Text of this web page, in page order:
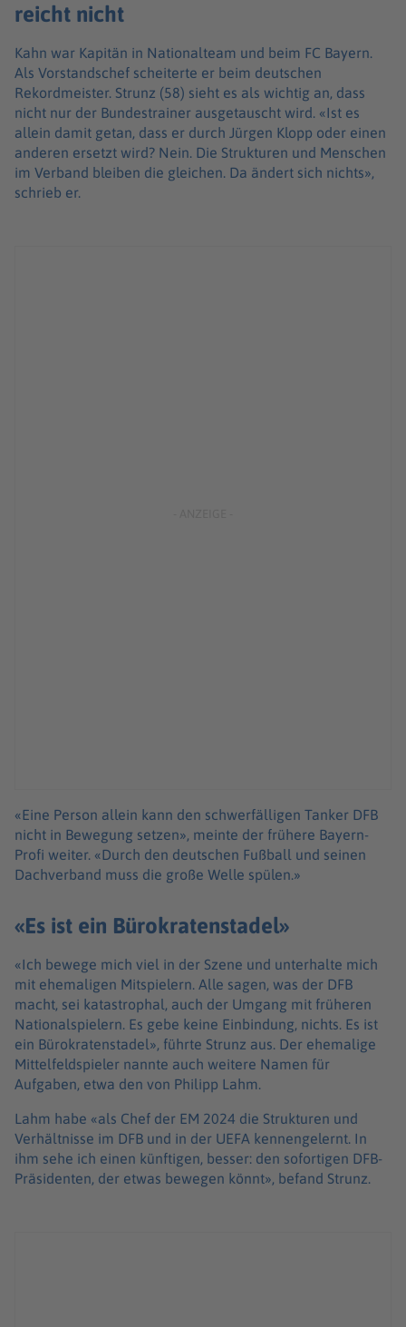
reicht nicht
Kahn war Kapitän in Nationalteam und beim FC Bayern.
Als Vorstandschef scheiterte er beim deutschen
Rekordmeister. Strunz (58) sieht es als wichtig an, dass
nicht nur der Bundestrainer ausgetauscht wird. «Ist es
allein damit getan, dass er durch Jürgen Klopp oder einen
anderen ersetzt wird? Nein. Die Strukturen und Menschen
im Verband bleiben die gleichen. Da ändert sich nichts»,
schrieb er.
«Eine Person allein kann den schwerfälligen Tanker DFB
nicht in Bewegung setzen», meinte der frühere Bayern-
Profi weiter. «Durch den deutschen Fußball und seinen
Dachverband muss die große Welle spülen.»
«Es ist ein Bürokratenstadel»
«Ich bewege mich viel in der Szene und unterhalte mich
mit ehemaligen Mitspielern. Alle sagen, was der DFB
macht, sei katastrophal, auch der Umgang mit früheren
Nationalspielern. Es gebe keine Einbindung, nichts. Es ist
ein Bürokratenstadel», führte Strunz aus. Der ehemalige
Mittelfeldspieler nannte auch weitere Namen für
Aufgaben, etwa den von Philipp Lahm.
Lahm habe «als Chef der EM 2024 die Strukturen und
Verhältnisse im DFB und in der UEFA kennengelernt. In
ihm sehe ich einen künftigen, besser: den sofortigen DFB-
Präsidenten, der etwas bewegen könnt», befand Strunz.